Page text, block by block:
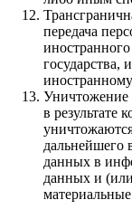
передача
государства,
Уничтожение
в результате
дальнейшего
данных в
данных и